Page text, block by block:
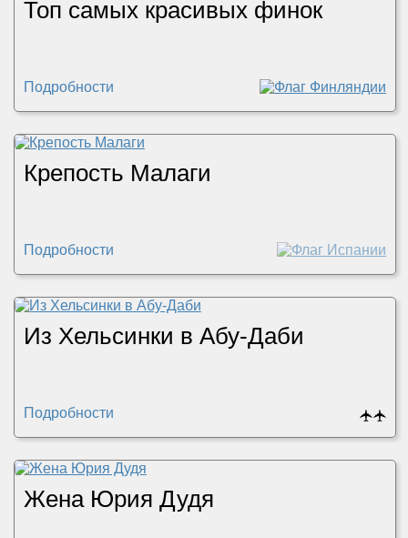
Топ самых красивых финок
Подробности
Крепость Малаги
Подробности
Из Хельсинки в Абу-Даби
Подробности 🛧
🛧
Жена Юрия Дудя